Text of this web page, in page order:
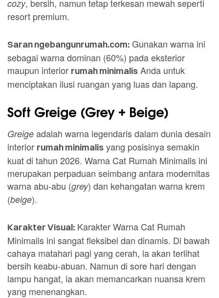
cozy, bersih, namun tetap terkesan mewah seperti
resort premium.
Saran ngebangunrumah.com: Gunakan warna ini
sebagai warna dominan (60%) pada eksterior
maupun interior rumah minimalis Anda untuk
menciptakan ilusi ruangan yang luas dan lapang.
Soft Greige (Grey + Beige)
Greige adalah warna legendaris dalam dunia desain
interior rumah minimalis yang posisinya semakin
kuat di tahun 2026. Warna Cat Rumah Minimalis ini
merupakan perpaduan seimbang antara modernitas
warna abu-abu (grey) dan kehangatan warna krem
(beige).
Karakter Visual: Karakter Warna Cat Rumah
Minimalis ini sangat fleksibel dan dinamis. Di bawah
cahaya matahari pagi yang cerah, ia akan terlihat
bersih keabu-abuan. Namun di sore hari dengan
lampu hangat, ia akan memancarkan nuansa krem
yang menenangkan.